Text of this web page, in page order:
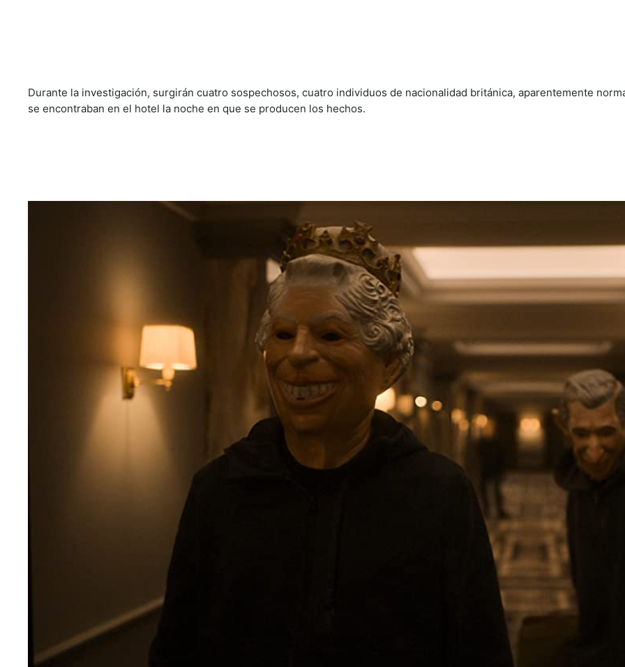
Durante la investigación, surgirán cuatro sospechosos, cuatro individuos de nacionalidad británica, aparentemente
se encontraban en el hotel la noche en que se producen los hechos.